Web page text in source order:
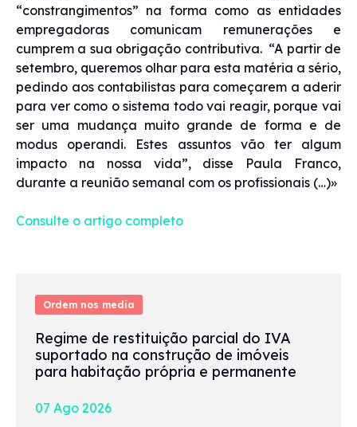
Ordem nos media
Regime de restituição parcial do IVA
suportado na construção de imóveis
para habitação própria e permanente
07 Ago 2026
“constrangimentos” na forma como as entidades
empregadoras comunicam remunerações e
cumprem a sua obrigação contributiva. “A partir de
setembro, queremos olhar para esta matéria a sério,
pedindo aos contabilistas para começarem a aderir
para ver como o sistema todo vai reagir, porque vai
ser uma mudança muito grande de forma e de
modus operandi. Estes assuntos vão ter algum
impacto na nossa vida”, disse Paula Franco,
durante a reunião semanal com os profissionais (…)»
Consulte o artigo completo